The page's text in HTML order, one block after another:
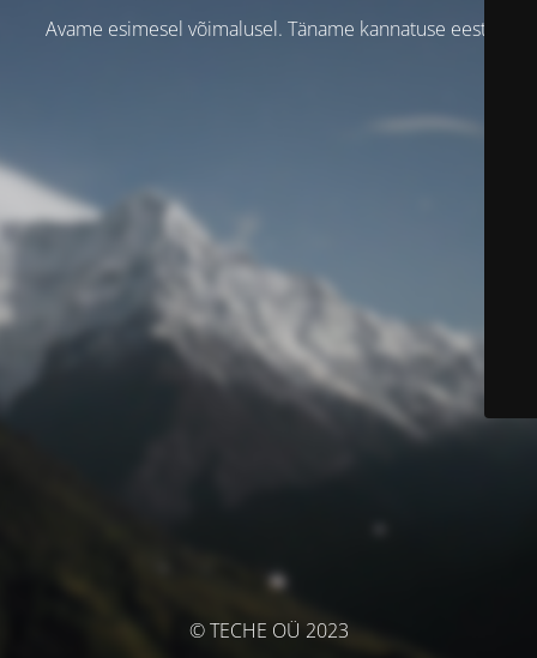
Avame esimesel võimalusel. Täname kannatuse eest!
© TECHE OÜ 2023